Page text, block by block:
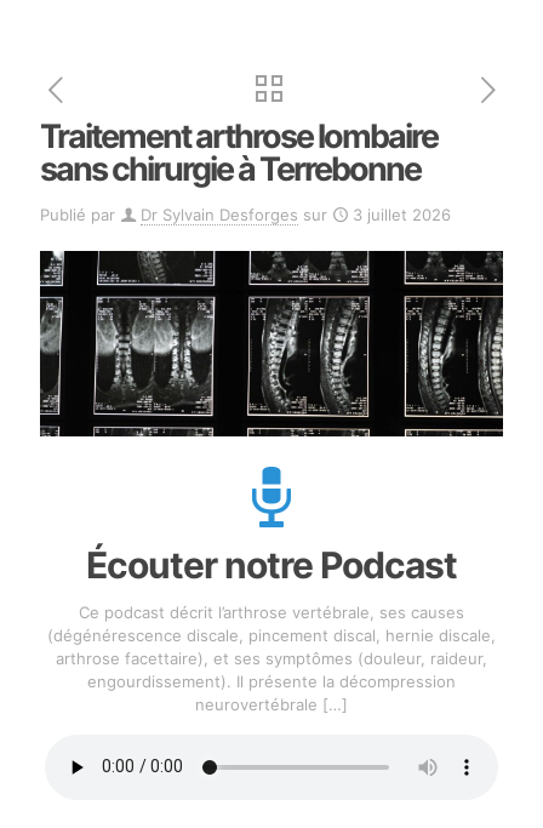
Traitement arthrose lombaire
sans chirurgie à Terrebonne
Publié par Dr Sylvain Desforges sur 3 juillet 2026
Écouter notre Podcast
Ce podcast décrit l’arthrose vertébrale, ses causes
(dégénérescence discale, pincement discal, hernie discale,
arthrose facettaire), et ses symptômes (douleur, raideur,
engourdissement). Il présente la décompression
neurovertébrale […]